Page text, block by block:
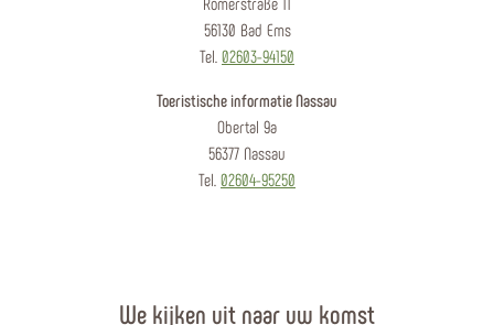
56130 Bad Ems
Tel. 02603-94150
Toeristische informatie Nassau
Obertal 9a
56377 Nassau
Tel. 02604-95250
We kijken uit naar uw komst